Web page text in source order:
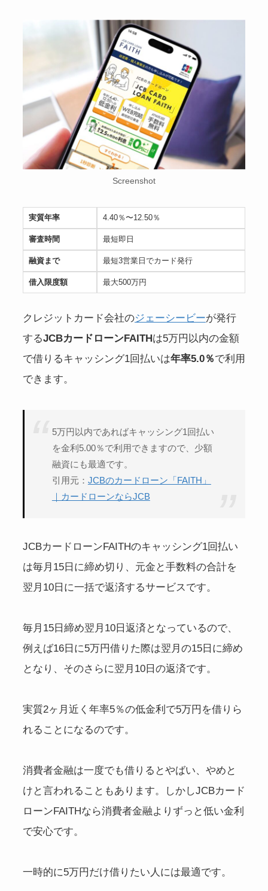
Screenshot
実質年率 4.40％〜12.50％
審査時間 最短即日
融資まで 最短3営業日でカード発行
借入限度額 最大500万円
クレジットカード会社のジェーシービーが発行
するJCBカードローンFAITH は5万円以内の金額
で借りるキャッシング1回払いは年率5.0％で利用
できます。
5万円以内であればキャッシング1回払い
を金利5.00％で利用できますので、少額
融資にも最適です。
引用元： JCBのカードローン「FAITH」
｜カードローンならJCB
JCBカードローンFAITHのキャッシング1回払い
は毎月15日に締め切り、元金と手数料の合計を
翌月10日に一括で返済するサービスです。
毎月15日締め翌月10日返済となっているので、
例えば16日に5万円借りた際は翌月の15日に締め
となり、そのさらに翌月10日の返済です。
実質2ヶ月近く年率5％の低金利で5万円を借りら
れることになるのです。
消費者金融は一度でも借りるとやばい、やめと
けと言われることもあります。しかしJCBカード
ローンFAITHなら消費者金融よりずっと低い金利
で安心です。
一時的に5万円だけ借りたい人には最適です。